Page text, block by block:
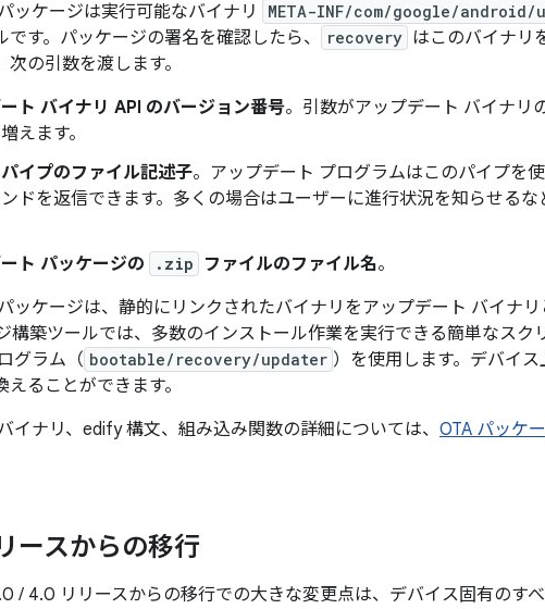
ッケージは実行可能なバイナリ META-INF/com/google/
です。パッケージの署名を確認したら、 recovery はこのバイナリ
の引数を渡します。
ト バイナリ API のバージョン番号。引数がアップデート バイナリ
えます。
イプのファイル記述子。アップデート プログラムはこのパイプを
ドを返信できます。多くの場合はユーザーに進行状況を知らせるな
ト パッケージの
.zip ファイルのファイル名。
ッケージは、静的にリンクされたバイナリをアップデート バイナリ
構築ツールでは、多数のインストール作業を実行できる簡単なスク
グラム（ bootable/recovery/updater ）を使用します。デバイ
ることができます。
イナリ、edify 構文、組み込み関数の詳細については、 OTA パッケ
ースからの移行
/ 4.0 リリースからの移行での大きな変更点は、デバイス固有のす